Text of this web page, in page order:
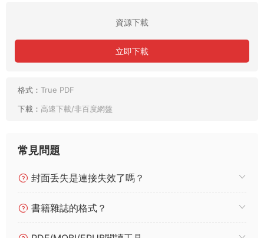
資源下載
立即下載
格式： True PDF
下載： 高速下載/非百度網盤
常見問題
封面丢失是連接失效了嗎？
書籍雜誌的格式？